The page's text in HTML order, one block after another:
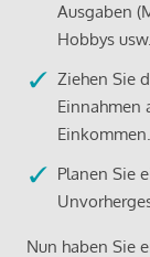
Ausgaben
Hobbys
Ziehen Sie
Einnahmen
Einkommen.
Planen Sie
Nun haben Sie